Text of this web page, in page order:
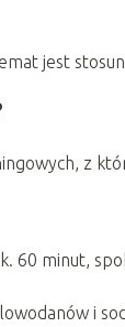
jest
z
60 minut,
i